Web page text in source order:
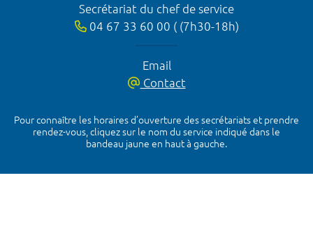
Secrétariat du chef de service
04 67 33 60 00 ( (7h30-18h)
Email
Contact
Pour connaître les horaires d’ouverture des secrétariats et prendre
rendez-vous, cliquez sur le nom du service indiqué dans le
bandeau jaune en haut à gauche.